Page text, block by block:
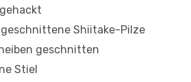
geschnittene Shiitake-Pilze
geschnitten
Stiel